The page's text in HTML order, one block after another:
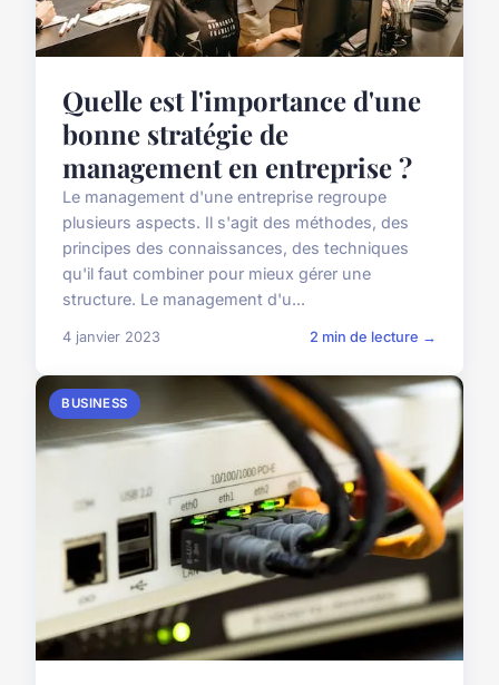
Quelle est l'importance d'une
bonne stratégie de
management en entreprise ?
Le management d'une entreprise regroupe
plusieurs aspects. Il s'agit des méthodes, des
principes des connaissances, des techniques
qu'il faut combiner pour mieux gérer une
structure. Le management d'u...
4 janvier 2023 2 min de lecture →
BUSINESS